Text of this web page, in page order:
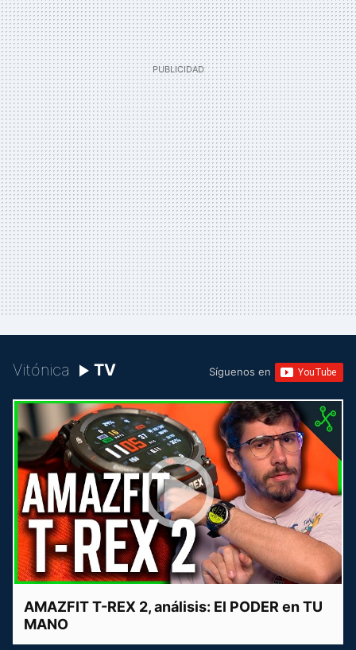
Vitónica TV Síguenos en
AMAZFIT T-REX 2, análisis: El PODER en TU
MANO